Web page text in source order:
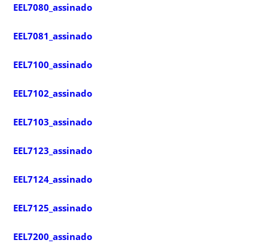
EEL7080_assinado
EEL7081_assinado
EEL7100_assinado
EEL7102_assinado
EEL7103_assinado
EEL7123_assinado
EEL7124_assinado
EEL7125_assinado
EEL7200_assinado